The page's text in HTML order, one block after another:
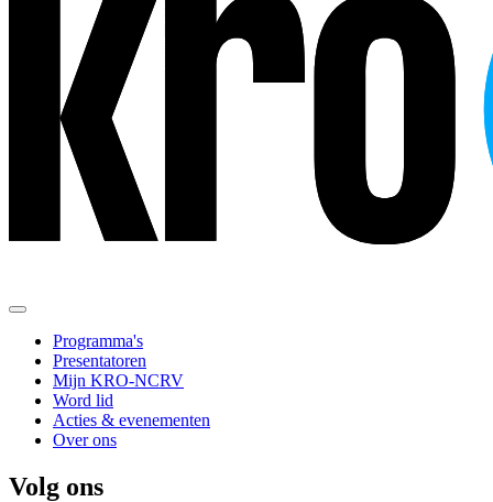
Programma's
Presentatoren
Mijn KRO-NCRV
Word lid
Acties & evenementen
Over ons
Volg ons